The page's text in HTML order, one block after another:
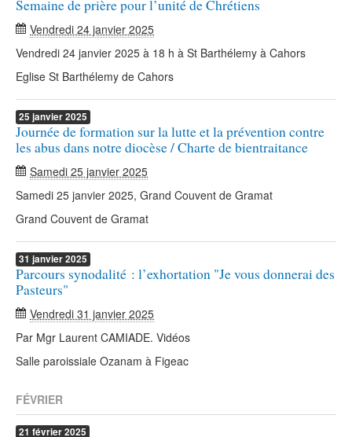
Semaine de prière pour l’unité de Chrétiens
Vendredi 24 janvier 2025
Vendredi 24 janvier 2025 à 18 h à St Barthélemy à Cahors
Eglise St Barthélemy de Cahors
25 janvier2025
Journée de formation sur la lutte et la prévention contre
les abus dans notre diocèse / Charte de bientraitance
Samedi 25 janvier 2025
Samedi 25 janvier 2025, Grand Couvent de Gramat
Grand Couvent de Gramat
31 janvier2025
Parcours synodalité : l’exhortation "Je vous donnerai des
Pasteurs"
Vendredi 31 janvier 2025
Par Mgr Laurent CAMIADE. Vidéos
Salle paroissiale Ozanam à Figeac
FÉVRIER
21 février2025